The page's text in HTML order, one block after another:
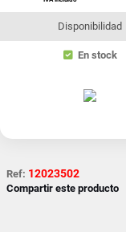
Disponibilidad
En stock
Ref: 12023502
Compartir este producto